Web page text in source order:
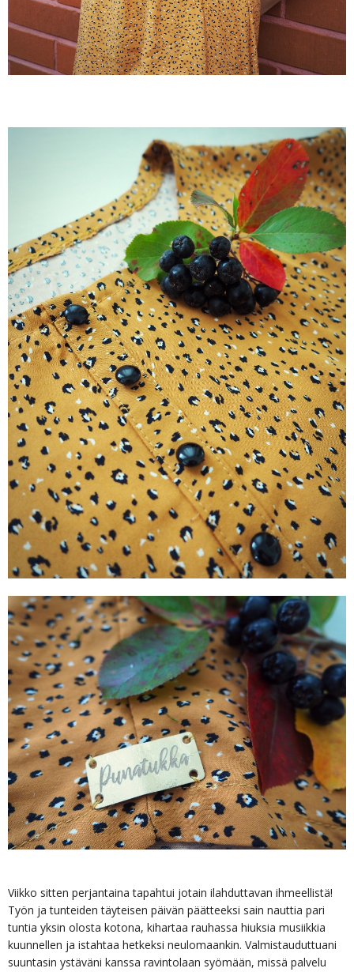
Viikko sitten perjantaina tapahtui jotain ilahduttavan ihmeellistä!
Työn ja tunteiden täyteisen päivän päätteeksi sain nauttia pari
tuntia yksin olosta kotona, kihartaa rauhassa hiuksia musiikkia
kuunnellen ja istahtaa hetkeksi neulomaankin. Valmistauduttuani
suuntasin ystäväni kanssa ravintolaan syömään, missä palvelu